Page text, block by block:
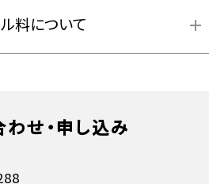
料について
せ・申し込み